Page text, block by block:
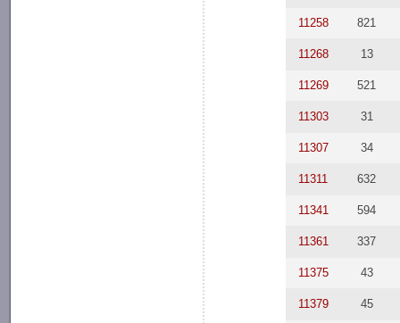
11258 821
11268 13
11269 521
11303 31
11307 34
11311 632
11341 594
11361 337
11375 43
11379 45